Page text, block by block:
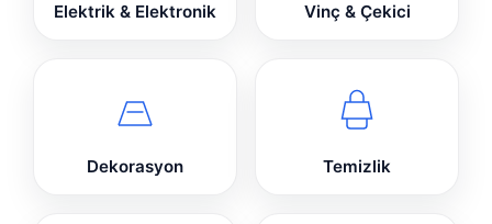
Elektrik & Elektronik Vinç & Çekici
Dekorasyon Temizlik